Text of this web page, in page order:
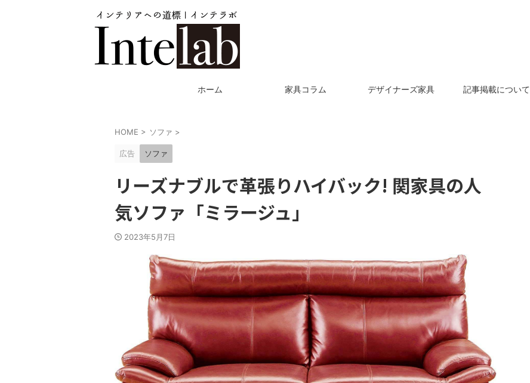
ホーム 家具コラム デザイナーズ家具 記事掲載について
HOME > ソファ >
広告 ソファ
リーズナブルで革張りハイバック! 関家具の人
気ソファ「ミラージュ」
2023年5月7日